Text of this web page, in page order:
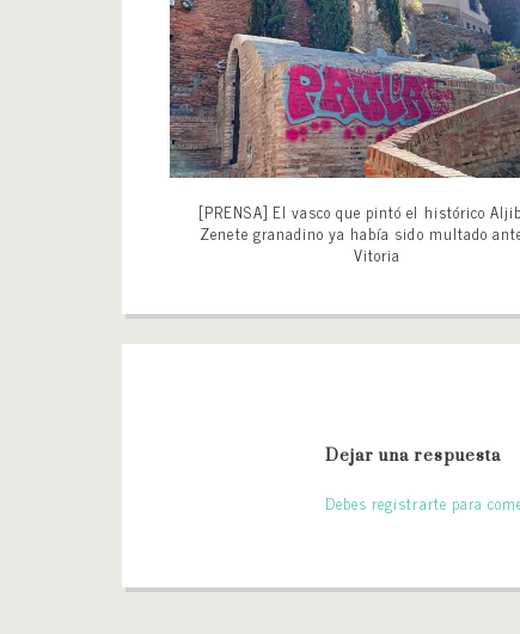
[PRENSA] El vasco que pintó el histórico
Zenete granadino ya había sido multado
Vitoria
Dejar una respuesta
Debes registrarte para